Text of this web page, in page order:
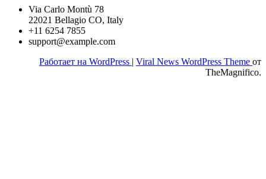
Via Carlo Montù 78
22021 Bellagio CO, Italy
+11 6254 7855
support@example.com
Работает на WordPress | Viral News WordPress Theme от
TheMagnifico.